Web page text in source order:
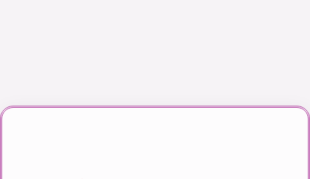
maç izle